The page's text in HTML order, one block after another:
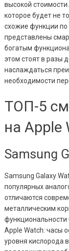
высокой
которое будет не
схожие функции по
представлены
богатым
этом стоят в разы
наслаждаться
необходимости
ТОП-5
на Apple
Samsung
Samsung Galaxy
популярных
отличаются
металлическим
функциональности
Apple Watch: часы
уровня кислорода